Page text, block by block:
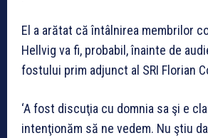
El a arătat că întâlnirea membrilor
Hellvig va fi, probabil, înainte de
fostului prim adjunct al SRI Florian
‘A fost discuţia cu domnia sa şi e
intenţionăm să ne vedem. Nu ştiu